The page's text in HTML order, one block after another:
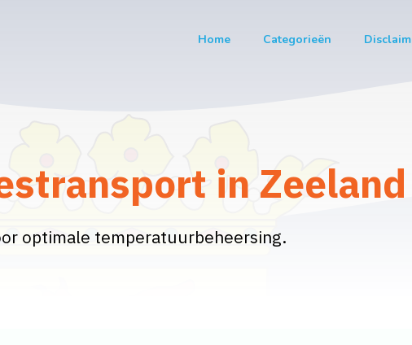
Home Categorieën
in Zeeland
optimale temperatuurbeheersing.